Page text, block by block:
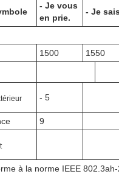
- Je vous
en prie.
- Je
1500 1550
- 5
9
à la norme IEEE